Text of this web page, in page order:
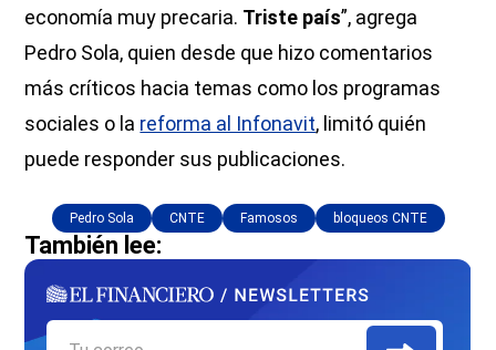
economía muy precaria. Triste país”, agrega
Pedro Sola, quien desde que hizo comentarios
más críticos hacia temas como los programas
sociales o la reforma al Infonavit, limitó quién
puede responder sus publicaciones.
Pedro Sola CNTE Famosos bloqueos CNTE
También lee: